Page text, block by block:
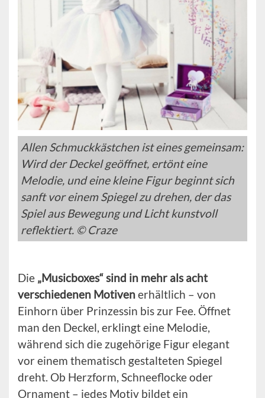
Allen Schmuckkästchen ist eines gemeinsam:
Wird der Deckel geöffnet, ertönt eine
Melodie, und eine kleine Figur beginnt sich
sanft vor einem Spiegel zu drehen, der das
Spiel aus Bewegung und Licht kunstvoll
reflektiert. © Craze
Die „Musicboxes“ sind in mehr als acht
verschiedenen Motivenerhältlich – von
Einhorn über Prinzessin bis zur Fee. Öffnet
man den Deckel, erklingt eine Melodie,
während sich die zugehörige Figur elegant
vor einem thematisch gestalteten Spiegel
dreht. Ob Herzform, Schneeflocke oder
Ornament – jedes Motiv bildet ein